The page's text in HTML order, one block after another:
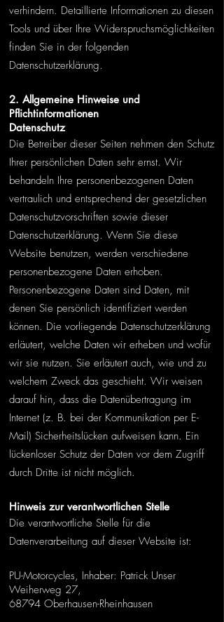
verhindern. Detaillierte Informationen zu diesen
Tools und über Ihre Widerspruchsmöglichkeiten
finden Sie in der folgenden
Datenschutzerklärung.
2. Allgemeine Hinweise und
Pflichtinformationen
Datenschutz
Die Betreiber dieser Seiten nehmen den Schutz
Ihrer persönlichen Daten sehr ernst. Wir
behandeln Ihre personenbezogenen Daten
vertraulich und entsprechend der gesetzlichen
Datenschutzvorschriften sowie dieser
Datenschutzerklärung. Wenn Sie diese
Website benutzen, werden verschiedene
personenbezogene Daten erhoben.
Personenbezogene Daten sind Daten, mit
denen Sie persönlich identifiziert werden
können. Die vorliegende Datenschutzerklärung
erläutert, welche Daten wir erheben und wofür
wir sie nutzen. Sie erläutert auch, wie und zu
welchem Zweck das geschieht. Wir weisen
darauf hin, dass die Datenübertragung im
Internet (z. B. bei der Kommunikation per E-
Mail) Sicherheitslücken aufweisen kann. Ein
lückenloser Schutz der Daten vor dem Zugriff
durch Dritte ist nicht möglich.
Hinweis zur verantwortlichen Stelle
Die verantwortliche Stelle für die
Datenverarbeitung auf dieser Website ist:
PU-Motorcycles, Inhaber: Patrick Unser
Weiherweg 27,
68794 Oberhausen-Rheinhausen